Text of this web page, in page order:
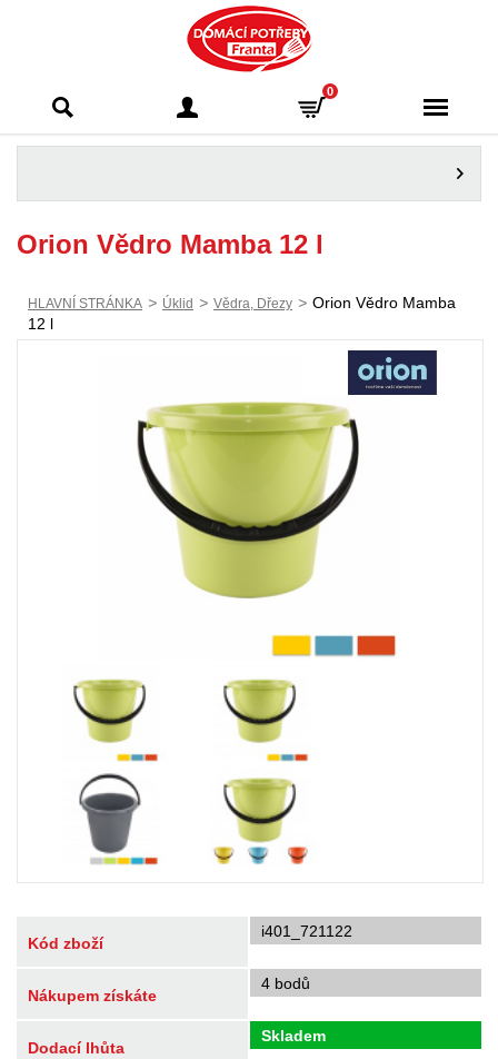
Franta - Příbram
0
Orion Vědro Mamba 12 l
HLAVNÍ STRÁNKA > Úklid > Vědra, Dřezy > Orion Vědro Mamba
12 l
Kód zboží
i401_721122
Nákupem získáte
4 bodů
Dodací lhůta
Skladem